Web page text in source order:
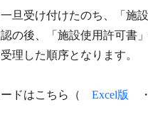
旦受け付けたのち、「施
の後、「施設使用許可書
理した順序となります。
ードはこちら（ Excel版